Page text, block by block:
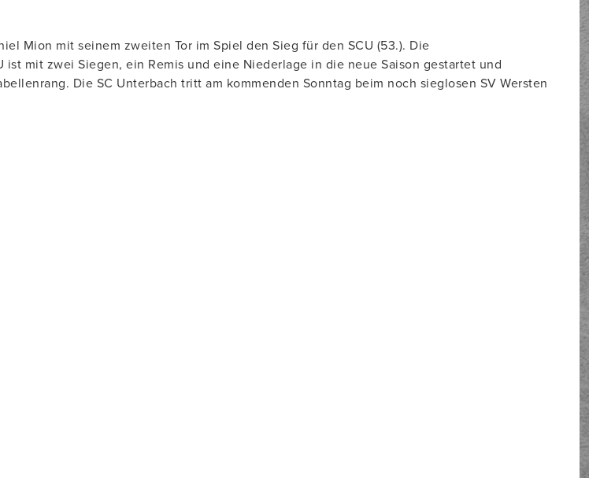
Mion mit seinem zweiten Tor im Spiel den Sieg für den SCU (53.). Die
ist mit zwei Siegen, ein Remis und eine Niederlage in die neue Saison gestartet und
Die SC Unterbach tritt am kommenden Sonntag beim noch sieglosen SV Wersten